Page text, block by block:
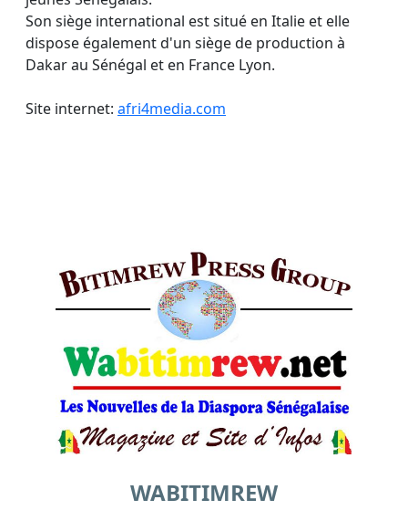
Son siège international est situé en Italie et elle
dispose également d'un siège de production à
Dakar au Sénégal et en France Lyon.
Site internet: afri4media.com
WABITIMREW